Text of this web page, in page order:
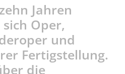
Jahren
Oper,
und
Fertigstellung.
die